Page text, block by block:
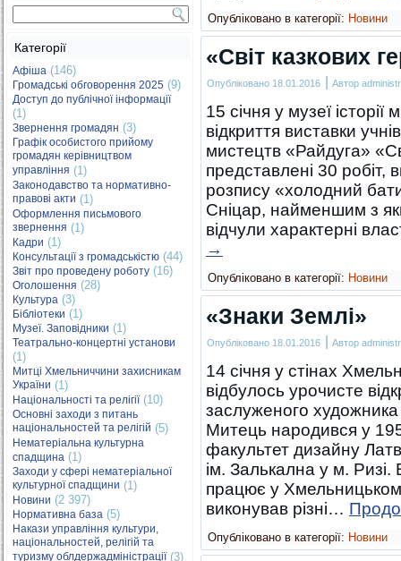
Категорії
Афіша (146)
Громадські обговорення 2025 (9)
Доступ до публічної інформації
(1)
Звернення громадян (3)
Графік особистого прийому
громадян керівництвом
управління (1)
Законодавство та нормативно-
правові акти (1)
Оформлення письмового
звернення (1)
Кадри (1)
Консультації з громадськістю (44)
Звіт про проведену роботу (16)
Оголошення (28)
Культура (3)
Бібліотеки (1)
Музеї. Заповідники (1)
Театрально-концертні установи
(1)
Митці Хмельниччини захисникам
України (1)
Національності та релігії(10)
Основні заходи з питань
національностей та релігій (5)
Нематеріальна культурна
спадщина (1)
Заходи у сфері нематеріальної
культурної спадщини (1)
Новини (2 397)
Нормативна база (5)
Накази управління культури,
національностей, релігій та
туризму облдержадміністрації(3)
Опубліковано в категорії: Новини
«Світ казкових
Опубліковано 18.01.2016 | Автор
15 січня у музеї
відкриття виставки
мистецтв «Райдуга»
представлені 30 робіт,
розпису «холодний
Сніцар, найменшим з
відчули характерні
→
Опубліковано в категорії: Новини
«Знаки Землі»
Опубліковано 18.01.2016 | Автор
14 січня у стінах
відбулось урочисте
заслуженого
Митець народився у
факультет дизайну
ім. Залькална у м. Ризі.
працює у
виконував різні…
Опубліковано в категорії: Новини